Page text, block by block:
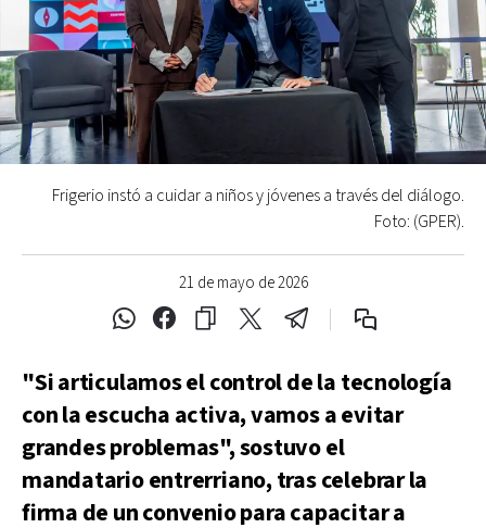
21 de mayo de 2026
Frigerio instó a cuidar a niños y jóvenes a través del diálogo.
Foto: (GPER).
"Si articulamos el control de la tecnología
con la escucha activa, vamos a evitar
grandes problemas", sostuvo el
mandatario entrerriano, tras celebrar la
firma de un convenio para capacitar a